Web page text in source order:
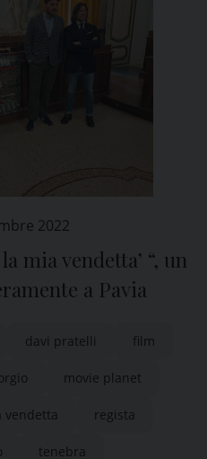
2022
mia vendetta’ “, un
a Pavia
davi pratelli film
movie planet
vendetta regista
tenebra